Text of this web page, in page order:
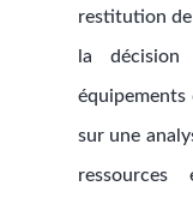
restitution de
la
sur une